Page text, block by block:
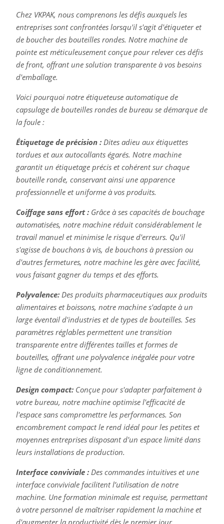
Chez VKPAK, nous comprenons les défis auxquels les
entreprises sont confrontées lorsqu'il s'agit d'étiqueter et
de boucher des bouteilles rondes. Notre machine de
pointe est méticuleusement conçue pour relever ces défis
de front, offrant une solution transparente à vos besoins
d'emballage.
Voici pourquoi notre étiqueteuse automatique de
capsulage de bouteilles rondes de bureau se démarque de
la foule :
Étiquetage de précision :Dites adieu aux étiquettes
tordues et aux autocollants égarés. Notre machine
garantit un étiquetage précis et cohérent sur chaque
bouteille ronde, conservant ainsi une apparence
professionnelle et uniforme à vos produits.
Coiffage sans effort :Grâce à ses capacités de bouchage
automatisées, notre machine réduit considérablement le
travail manuel et minimise le risque d'erreurs. Qu'il
s'agisse de bouchons à vis, de bouchons à pression ou
d'autres fermetures, notre machine les gère avec facilité,
vous faisant gagner du temps et des efforts.
Polyvalence:Des produits pharmaceutiques aux produits
alimentaires et boissons, notre machine s'adapte à un
large éventail d'industries et de types de bouteilles. Ses
paramètres réglables permettent une transition
transparente entre différentes tailles et formes de
bouteilles, offrant une polyvalence inégalée pour votre
ligne de conditionnement.
Design compact:Conçue pour s'adapter parfaitement à
votre bureau, notre machine optimise l'efficacité de
l'espace sans compromettre les performances. Son
encombrement compact le rend idéal pour les petites et
moyennes entreprises disposant d'un espace limité dans
leurs installations de production.
Interface conviviale :Des commandes intuitives et une
interface conviviale facilitent l’utilisation de notre
machine. Une formation minimale est requise, permettant
à votre personnel de maîtriser rapidement la machine et
d'augmenter la productivité dès le premier jour.